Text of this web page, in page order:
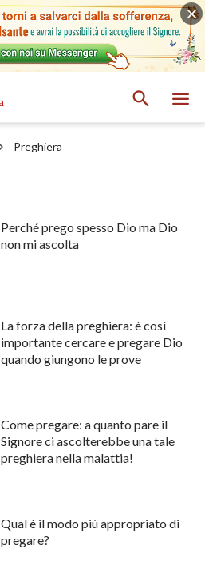
Preghiera
Perché prego spesso Dio ma Dio
non mi ascolta
La forza della preghiera: è così
importante cercare e pregare Dio
quando giungono le prove
Come pregare: a quanto pare il
Signore ci ascolterebbe una tale
preghiera nella malattia!
Qual è il modo più appropriato di
pregare?